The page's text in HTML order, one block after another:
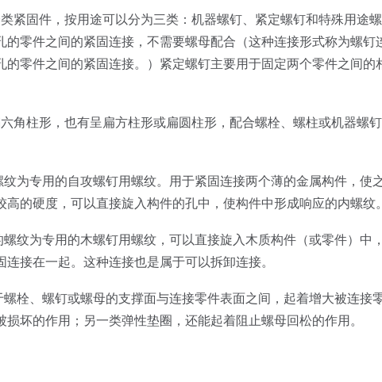
紧固件，按用途可以分为三类：机器螺钉、紧定螺钉和特殊用途
零件之间的紧固连接，不需要螺母配合（这种连接形式称为螺钉
零件之间的紧固连接。）紧定螺钉主要用于固定两个零件之间的
角柱形，也有呈扁方柱形或扁圆柱形，配合螺栓、螺柱或机器螺
为专用的自攻螺钉用螺纹。用于紧固连接两个薄的金属构件，使
的硬度，可以直接旋入构件的孔中，使构件中形成响应的内螺纹。
纹为专用的木螺钉用螺纹，可以直接旋入木质构件（或零件）中
接在一起。这种连接也是属于可以拆卸连接。
栓、螺钉或螺母的支撑面与连接零件表面之间，起着增大被连接
坏的作用；另一类弹性垫圈，还能起着阻止螺母回松的作用。